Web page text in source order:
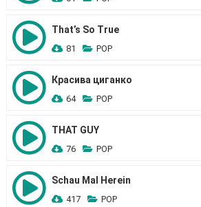
That’s So True
81 POP
Красива циганко
64 POP
THAT GUY
76 POP
Schau Mal Herein
417 POP